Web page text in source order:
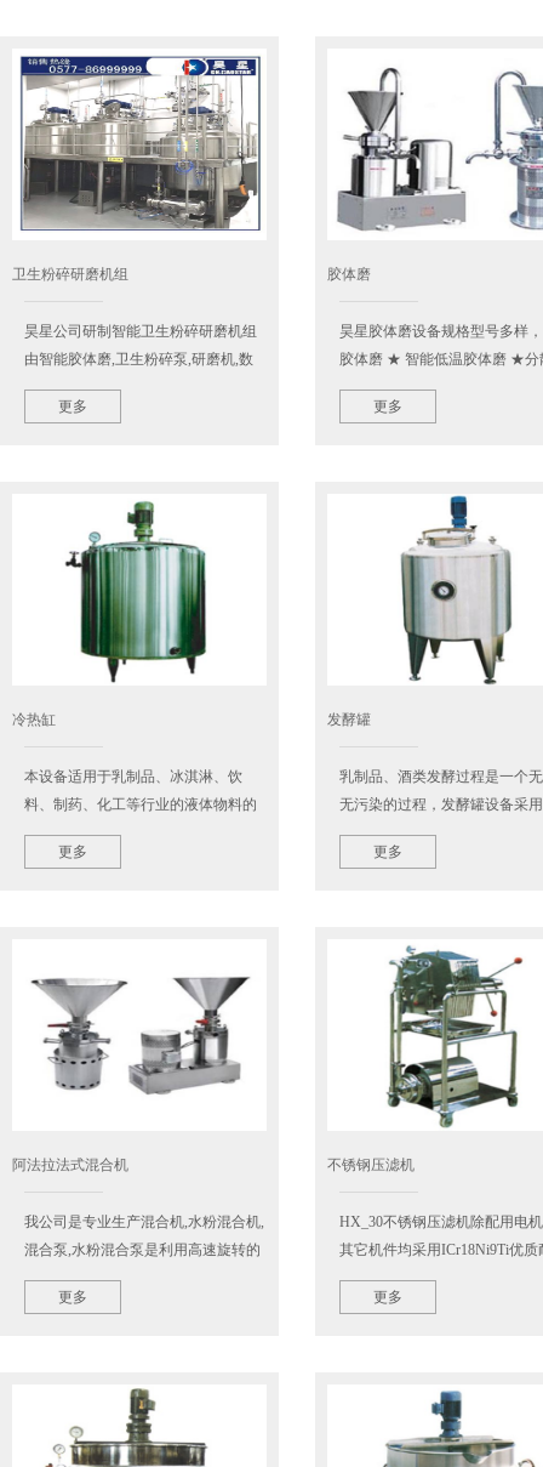
卫生粉碎研磨机组
昊星公司研制智能卫生粉碎研磨机组
由智能胶体磨,卫生粉碎泵,研磨机,数
显温控,压力表,分散搅拌研磨AB罐等
组成整套设备.适用超大流量的谷物类
更多
胶体磨
昊星胶体磨设备规格型号多样
胶体磨 ★ 智能低温胶体磨 ★分
体磨★返流式胶体磨★钛白粉
★立式胶体磨★分体式胶体磨
更多
冷热缸
本设备适用于乳制品、冰淇淋、饮
料、制药、化工等行业的液体物料的
加热、保温杀菌、冷却、老化或贮存
浆液的必需设备。
更多
发酵罐
乳制品、酒类发酵过程是一个
无污染的过程，发酵罐设备采
菌系统，避免和防止了空气中
的污染，大大延长了您的产品
更多
阿法拉法式混合机
我公司是专业生产混合机,水粉混合机,
混合泵,水粉混合泵是利用高速旋转的
翼轮，将所需混和的料和液进行充分
的拌和以得到所需之成品，本设备所
更多
不锈钢压滤机
HX_30不锈钢压滤机除配用电
其它机件均采用ICr18Ni9Ti优质
不锈钢材料制成，适用于过滤
值酸碱溶液.HX_30不锈钢压滤
更多